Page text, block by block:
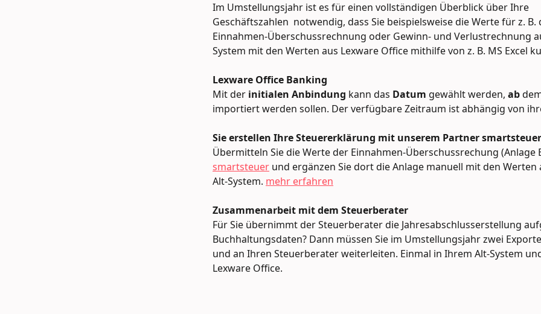
Im Umstellungsjahr ist es für einen vollständigen Überblick über Ihre
Geschäftszahlen  notwendig, dass Sie beispielsweise die Werte für z.
Einnahmen-Überschussrechnung oder Gewinn- und Verlustrechnung
System mit den Werten aus Lexware Office mithilfe von z. B. MS Excel
Lexware Office Banking
Mit der initialen Anbindung kann das Datum gewählt werden, ab
importiert werden sollen. Der verfügbare Zeitraum ist abhängig von
Sie erstellen Ihre Steuererklärung mit unserem Partner
Übermitteln Sie die Werte der Einnahmen-Überschussrechung (Anlage
smartsteuer und ergänzen Sie dort die Anlage manuell mit den
Alt-System. mehr erfahren
Zusammenarbeit mit dem Steuerberater
Für Sie übernimmt der Steuerberater die Jahresabschlusserstellung
Buchhaltungsdaten? Dann müssen Sie im Umstellungsjahr zwei
und an Ihren Steuerberater weiterleiten. Einmal in Ihrem Alt-System
Lexware Office.